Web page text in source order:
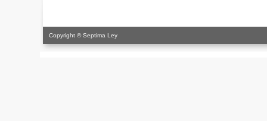
Copyright © Septima Ley